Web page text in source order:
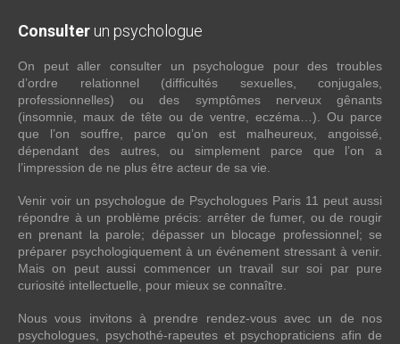
Consulter un psychologue
On peut aller consulter un psychologue pour des troubles
d’ordre relationnel (difficultés sexuelles, conjugales,
professionnelles) ou des symptômes nerveux gênants
(insomnie, maux de tête ou de ventre, eczéma…). Ou parce
que l’on souffre, parce qu’on est malheureux, angoissé,
dépendant des autres, ou simplement parce que l’on a
l’impression de ne plus être acteur de sa vie.
Venir voir un psychologue de Psychologues Paris 11 peut aussi
répondre à un problème précis: arrêter de fumer, ou de rougir
en prenant la parole; dépasser un blocage professionnel; se
préparer psychologiquement à un événement stressant à venir.
Mais on peut aussi commencer un travail sur soi par pure
curiosité intellectuelle, pour mieux se connaître.
Nous vous invitons à prendre rendez-vous avec un de nos
psychologues, psychothé-rapeutes et psychopraticiens afin de